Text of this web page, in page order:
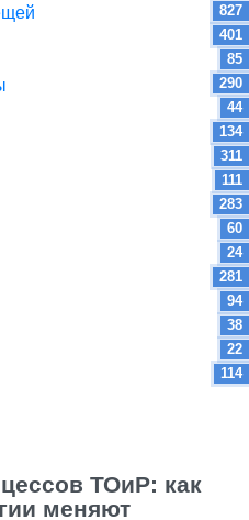
827
401
85
290
44
134
311
111
283
60
24
281
94
38
22
114
ТОиР: как
меняют